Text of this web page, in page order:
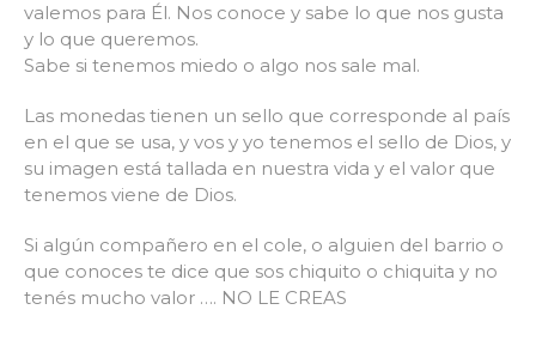
valemos para Él. Nos conoce y sabe lo que nos gusta
y lo que queremos.
Sabe si tenemos miedo o algo nos sale mal.
Las monedas tienen un sello que corresponde al país
en el que se usa, y vos y yo tenemos el sello de Dios, y
su imagen está tallada en nuestra vida y el valor que
tenemos viene de Dios.
Si algún compañero en el cole, o alguien del barrio o
que conoces te dice que sos chiquito o chiquita y no
tenés mucho valor …. NO LE CREAS